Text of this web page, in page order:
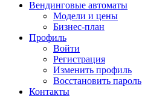
Вендинговые автоматы
Модели и цены
Бизнес-план
Профиль
Войти
Регистрация
Изменить профиль
Восстановить пароль
Контакты